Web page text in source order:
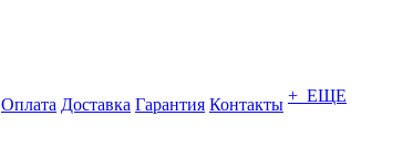
Оплата Доставка Гарантия Контакты + ЕЩЕ